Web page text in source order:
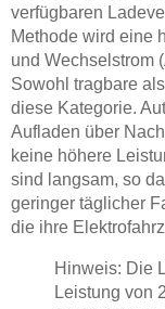
verfügbaren
Methode wird eine
und Wechselstrom
Sowohl tragbare
diese Kategorie.
Aufladen über
keine höhere
sind langsam, so
geringer täglicher
die ihre
Hinweis: Die
Leistung von